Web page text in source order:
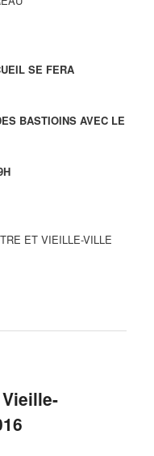
SE FERA
BASTIOINS AVEC LE
ET VIEILLE-VILLE